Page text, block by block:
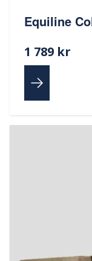
Equiline
1 789 kr